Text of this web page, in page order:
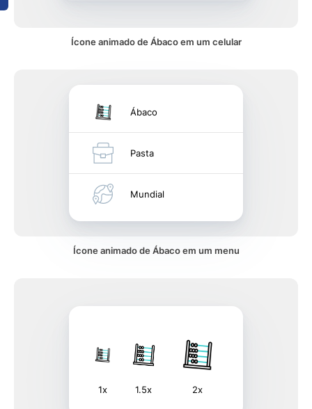
Ícone animado de Ábaco em um celular
Ábaco
Pasta
Mundial
Ícone animado de Ábaco em um menu
1x 1.5x 2x